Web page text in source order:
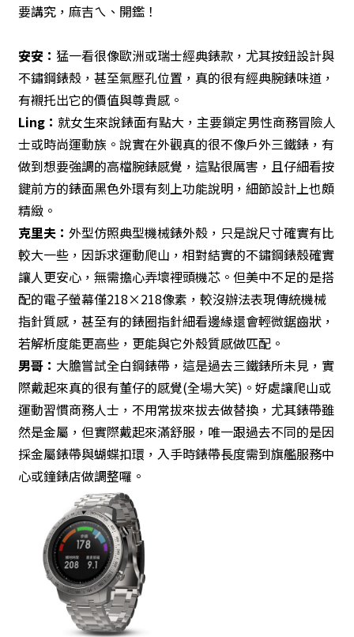
要講究，麻吉ㄟ、開鑑！
安安： 猛一看很像歐洲或瑞士經典錶款，尤其按鈕設計與
不鏽鋼錶殼，甚至氣壓孔位置，真的很有經典腕錶味道，
有襯托出它的價值與尊貴感。
Ling： 就女生來說錶面有點大，主要鎖定男性商務冒險人
士或時尚運動族。說實在外觀真的很不像戶外三鐵錶，有
做到想要強調的高檔腕錶感覺，這點很厲害，且仔細看按
鍵前方的錶面黑色外環有刻上功能說明，細節設計上也頗
精緻。
克里夫： 外型仿照典型機械錶外殼，只是說尺寸確實有比
較大一些，因訴求運動爬山，相對結實的不鏽鋼錶殼確實
讓人更安心，無需擔心弄壞裡頭機芯。但美中不足的是搭
配的電子螢幕僅218×218像素，較沒辦法表現傳統機械
指針質感，甚至有的錶圈指針細看邊緣還會輕微鋸齒狀，
若解析度能更高些，更能與它外殼質感做匹配。
男哥： 大膽嘗試全白鋼錶帶，這是過去三鐵錶所未見，實
際戴起來真的很有董仔的感覺(全場大笑)。好處讓爬山或
運動習慣商務人士，不用常拔來拔去做替換，尤其錶帶雖
然是金屬，但實際戴起來滿舒服，唯一跟過去不同的是因
採金屬錶帶與蝴蝶扣環，入手時錶帶長度需到旗艦服務中
心或鐘錶店做調整囉。